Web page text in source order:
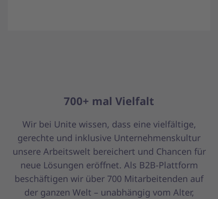
700+ mal Vielfalt
Wir bei Unite wissen, dass eine vielfältige,
gerechte und inklusive Unternehmenskultur
unsere Arbeitswelt bereichert und Chancen für
neue Lösungen eröffnet. Als B2B-Plattform
beschäftigen wir über 700 Mitarbeitenden auf
der ganzen Welt – unabhängig vom Alter,